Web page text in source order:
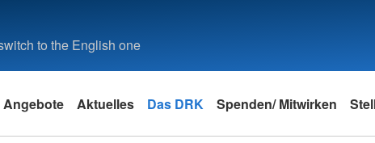
to the English one
Angebote Aktuelles Das DRK Spenden/ Mitwirken